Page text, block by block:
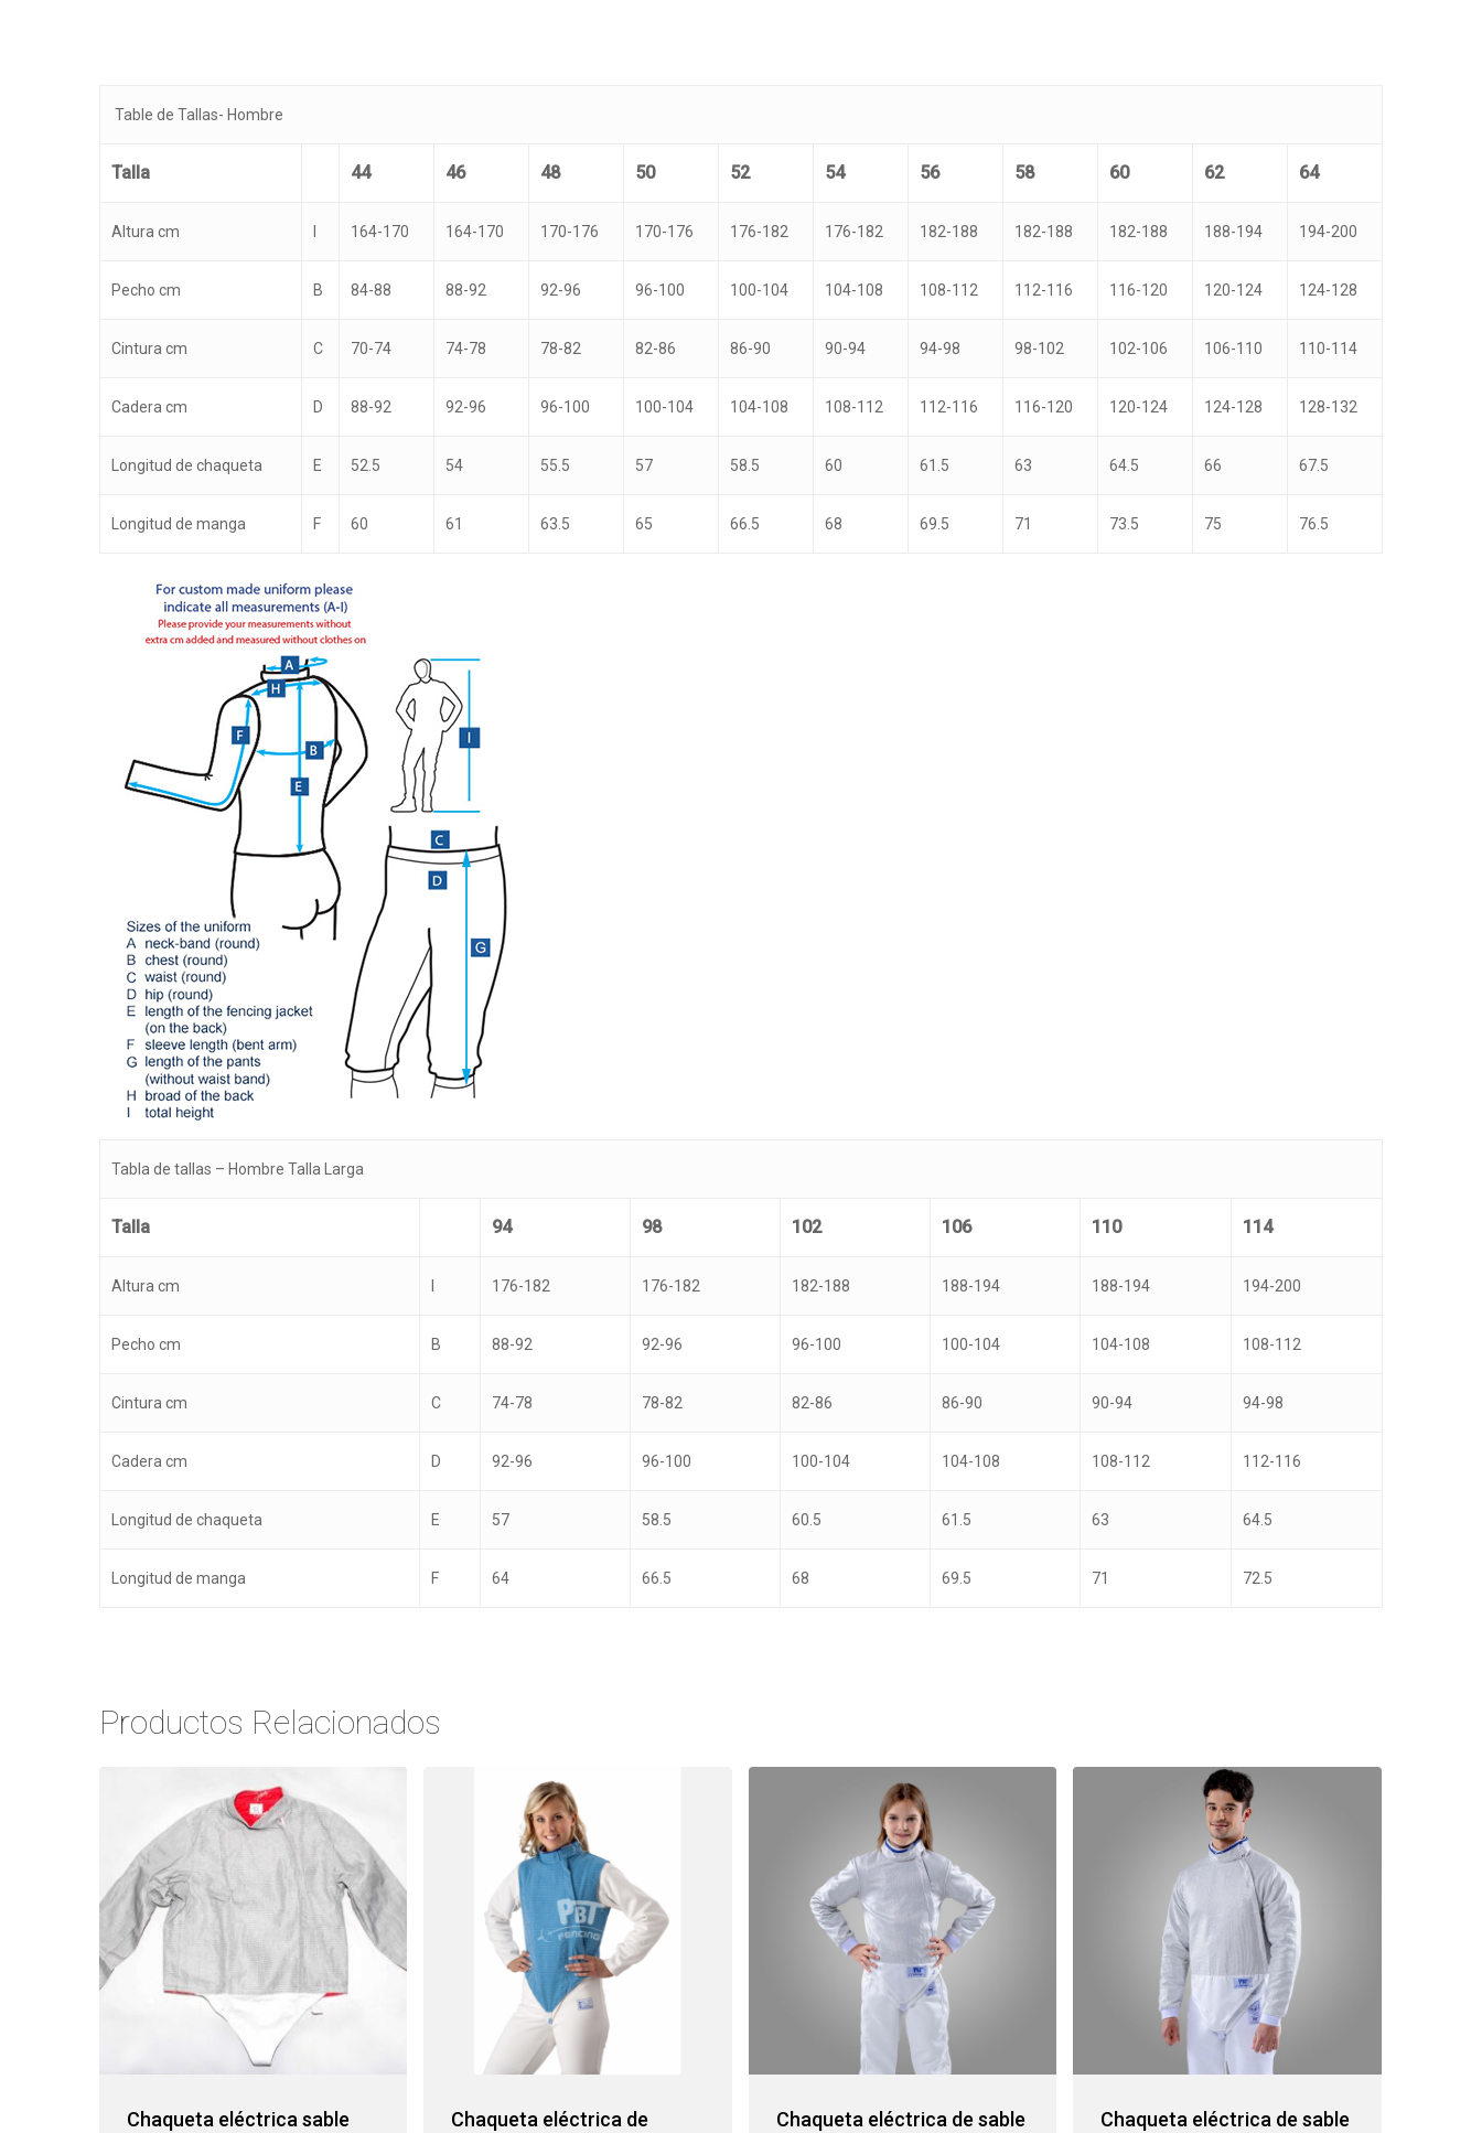
Table de Tallas- Hombre
Talla 44 46 48 50 52 54 56 58 60 62 64
Altura cm 164-170 164-170 170-176 170-176 176-182 176-182 182-188 182-188 182-188 188-194 194-200
Pecho cm B 84-88 88-92 92-96 96-100 100-104 104-108 108-112 112-116 116-120 120-124 124-128
Cintura cm C 70-74 74-78 78-82 82-86 86-90 90-94 94-98 98-102 102-106 106-110 110-114
Cadera cm D 88-92 92-96 96-100 100-104 104-108 108-112 112-116 116-120 120-124 124-128 128-132
Longitud de chaqueta E 52.5 54 55.5 57 58.5 60 61.5 63 64.5 66 67.5
Longitud de manga F 60 61 63.5 65 66.5 68 69.5 71 73.5 75 76.5
Tabla de tallas – Hombre Talla Larga
Talla 94 98 102 106 110 114
Altura cm 176-182 176-182 182-188 188-194 188-194 194-200
Pecho cm B 88-92 92-96 96-100 100-104 104-108 108-112
Cintura cm C 74-78 78-82 82-86 86-90 90-94 94-98
Cadera cm D 92-96 96-100 100-104 104-108 108-112 112-116
Longitud de chaqueta E 57 58.5 60.5 61.5 63 64.5
Longitud de manga F 64 66.5 68 69.5 71 72.5
Productos Relacionados
Chaqueta eléctrica sable Chaqueta eléctrica de Chaqueta eléctrica de sable Chaqueta eléctrica de sable